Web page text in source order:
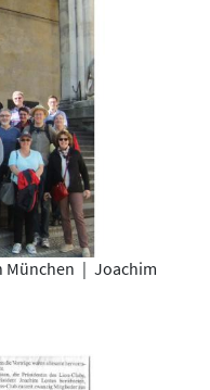
München | Joachim